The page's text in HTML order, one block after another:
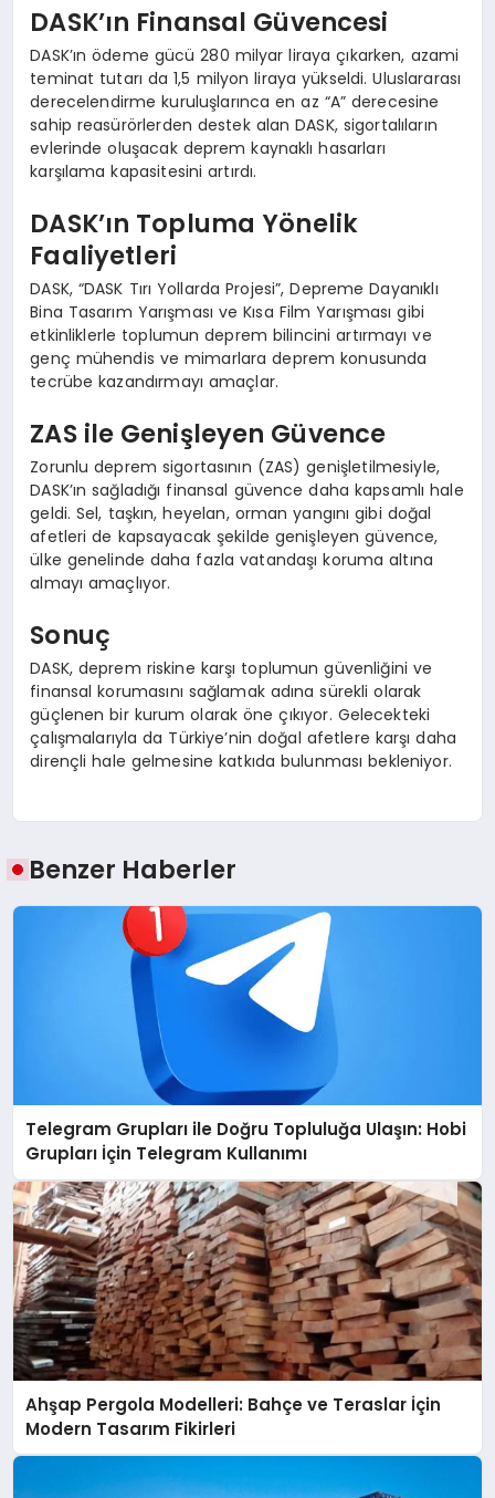
DASK’ın Finansal Güvencesi
DASK’ın ödeme gücü 280 milyar liraya çıkarken, azami
teminat tutarı da 1,5 milyon liraya yükseldi. Uluslararası
derecelendirme kuruluşlarınca en az “A” derecesine
sahip reasürörlerden destek alan DASK, sigortalıların
evlerinde oluşacak deprem kaynaklı hasarları
karşılama kapasitesini artırdı.
DASK’ın Topluma Yönelik
Faaliyetleri
DASK, “DASK Tırı Yollarda Projesi”, Depreme Dayanıklı
Bina Tasarım Yarışması ve Kısa Film Yarışması gibi
etkinliklerle toplumun deprem bilincini artırmayı ve
genç mühendis ve mimarlara deprem konusunda
tecrübe kazandırmayı amaçlar.
ZAS ile Genişleyen Güvence
Zorunlu deprem sigortasının (ZAS) genişletilmesiyle,
DASK’ın sağladığı finansal güvence daha kapsamlı hale
geldi. Sel, taşkın, heyelan, orman yangını gibi doğal
afetleri de kapsayacak şekilde genişleyen güvence,
ülke genelinde daha fazla vatandaşı koruma altına
almayı amaçlıyor.
Sonuç
DASK, deprem riskine karşı toplumun güvenliğini ve
finansal korumasını sağlamak adına sürekli olarak
güçlenen bir kurum olarak öne çıkıyor. Gelecekteki
çalışmalarıyla da Türkiye’nin doğal afetlere karşı daha
dirençli hale gelmesine katkıda bulunması bekleniyor.
Benzer Haberler
Telegram Grupları ile Doğru Topluluğa Ulaşın: Hobi
Grupları İçin Telegram Kullanımı
Ahşap Pergola Modelleri: Bahçe ve Teraslar İçin
Modern Tasarım Fikirleri